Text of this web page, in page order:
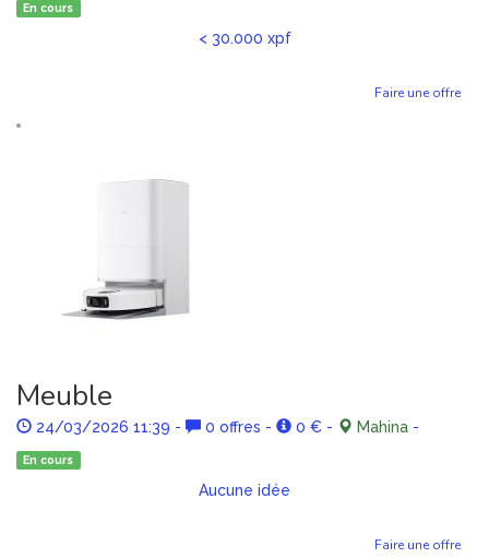
En cours
< 30.000 xpf
Faire une offre
Meuble
24/03/2026 11:39 - 0 offres - 0 € - Mahina -
En cours
Aucune idée
Faire une offre